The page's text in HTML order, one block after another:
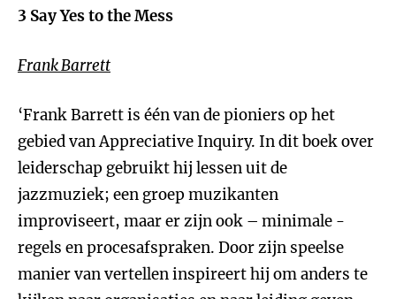
3 Say Yes to the Mess
Frank Barrett
‘Frank Barrett is één van de pioniers op het
gebied van Appreciative Inquiry. In dit boek over
leiderschap gebruikt hij lessen uit de
jazzmuziek; een groep muzikanten
improviseert, maar er zijn ook – minimale -
regels en procesafspraken. Door zijn speelse
manier van vertellen inspireert hij om anders te